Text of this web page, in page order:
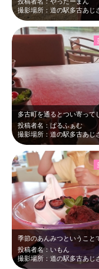
撮影場所：道の駅多古あじ
投稿者名：ぱるふぁむ
撮影場所：道の駅多古あじ
投稿者名：いもん
撮影場所：道の駅多古あじ